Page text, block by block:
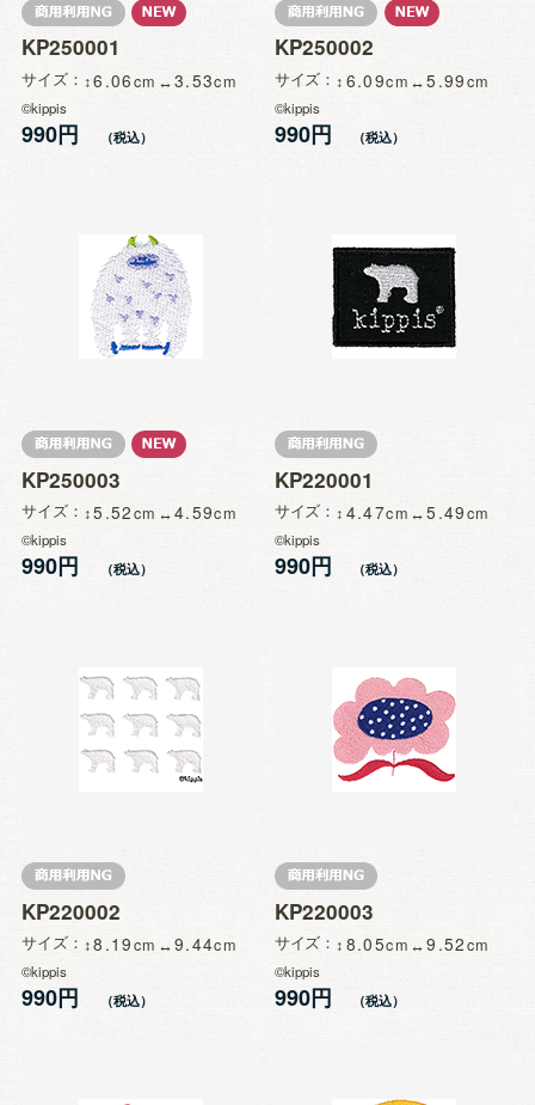
KP250001
サイズ 6.06 3.53
©kippis
990円
KP250002
サイズ 6.09 5.99
©kippis
990円
KP250003
サイズ 5.52 4.59
©kippis
990円
KP220001
サイズ 4.47 5.49
©kippis
990円
KP220002
サイズ 8.19 9.44
©kippis
990円
KP220003
サイズ 8.05 9.52
©kippis
990円